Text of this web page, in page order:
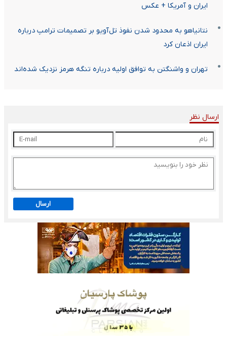
ایران و آمریکا + عکس
نتانیاهو به محدود شدن نفوذ تل‌آویو بر تصمیمات ترامپ درباره
ایران اذعان کرد
تهران و واشنگتن به توافق اولیه درباره تنگه هرمز نزدیک شده‌اند
ارسال نظر
ارسال